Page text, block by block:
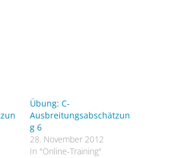
Übung: C-
Ausbreitungsabschätzun
g 6
28. November 2012
In "Online-Training"